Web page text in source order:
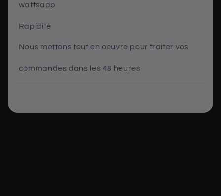
wattsapp
Rapidité
Nous mettons tout en oeuvre pour traiter vos
commandes dans les 48 heures